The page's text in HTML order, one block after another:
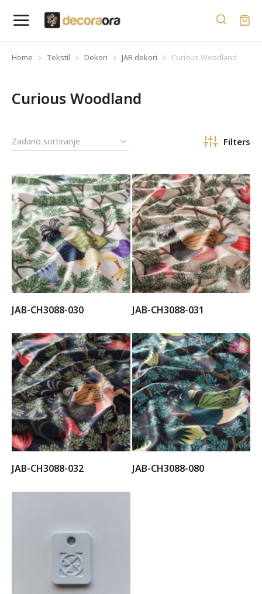
You are here:
Home Tekstil Dekori JAB dekori Curious Woodland
Curious Woodland
Filters
JAB-CH3088-030 JAB-CH3088-031
JAB-CH3088-032 JAB-CH3088-080